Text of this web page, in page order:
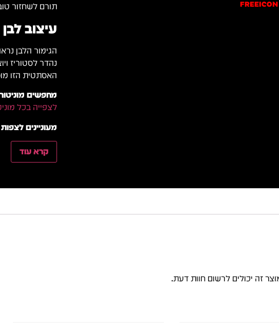
FREEICON
תורם לשחזור
עיצוב
הגימור הלבן
נהדר לסטוריז
האסתטית הזו
מחפשים
לצפייה בכל
מעוניינים
קרא עוד
זה יכולים לרשום חוות דעת.